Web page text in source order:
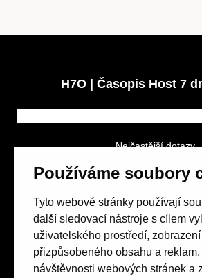
Používáme soubory
Tyto webové stránky používají
další sledovací nástroje s cílem
uživatelského prostředí, zobrazení
přizpůsobeného obsahu a
návštěvnosti webových stránek a
H7O | Časopis Host 7
Nejčastější dotazy
Obchodní podmínky